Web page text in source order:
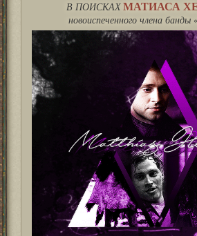
В ПОИСКАХ МАТИАСА
новоиспеченного члена